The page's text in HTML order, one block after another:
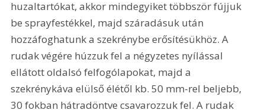
huzaltartókat, akkor mindegyiket többször fújjuk
be sprayfestékkel, majd száradásuk után
hozzáfoghatunk a szekrénybe erősítésükhöz. A
rudak végére húzzuk fel a négyzetes nyílással
ellátott oldalsó felfogólapokat, majd a
szekrénykáva elülső élétől kb. 50 mm-rel beljebb,
30 fokban hátradöntve csavarozzuk fel. A rudak